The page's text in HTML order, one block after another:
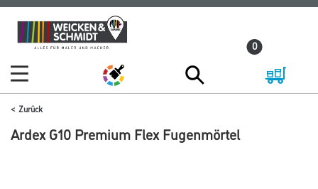
Zum
Inhalt
Zum
Navigationsmenü
0
Zurück
Ardex G10 Premium Flex Fugenmörtel